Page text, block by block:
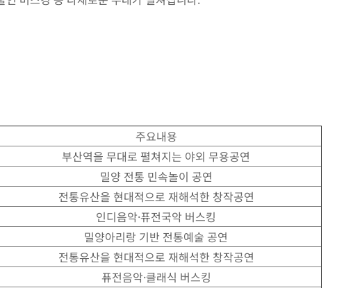
주요내용
부산역을 무대로 펼쳐지는 야외 무용공연
밀양 전통 민속놀이 공연
전통유산을 현대적으로 재해석한 창작공연
인디음악·퓨전국악 버스킹
밀양아리랑 기반 전통예술 공연
전통유산을 현대적으로 재해석한 창작공연
퓨전음악·클래식 버스킹